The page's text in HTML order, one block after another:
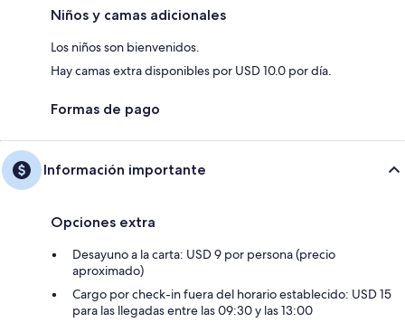
Niños y camas adicionales
Los niños son bienvenidos.
Hay camas extra disponibles por USD 10.0 por día.
Formas de pago
Información importante
Opciones extra
Desayuno a la carta: USD 9 por persona (precio
aproximado)
Cargo por check-in fuera del horario establecido: USD 15
para las llegadas entre las 09:30 y las 13:00